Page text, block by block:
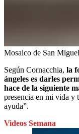
Mosaico de San
Según Cornacchia, la
ángeles es darles
hace de la siguiente
presencia en mi vida y
ayuda”.
Videos Semana